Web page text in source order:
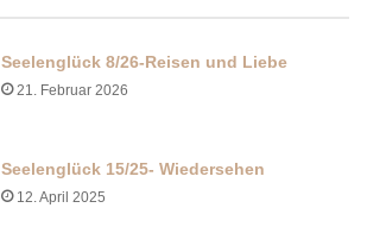
Seelenglück 8/26-Reisen und Liebe
21. Februar 2026
Seelenglück 15/25- Wiedersehen
12. April 2025